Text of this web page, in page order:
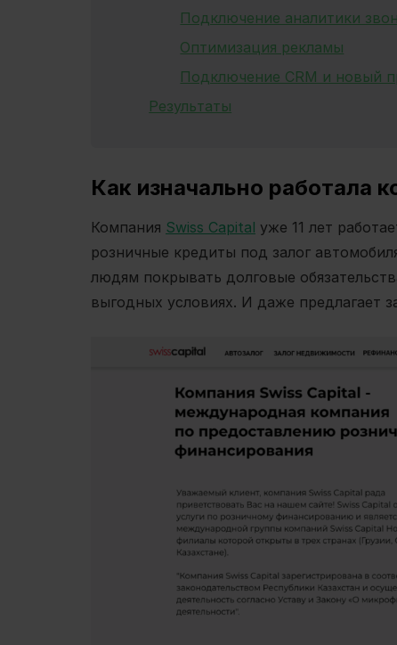
Подключение аналитики
Оптимизация рекламы
Подключение CRM и новый
Результаты
Как изначально работала
Компания Swiss Capital уже 11 лет
розничные кредиты под залог
людям покрывать долговые
выгодных условиях. И даже предлагает